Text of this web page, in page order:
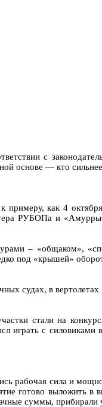
с
основе — кто
как 4
РУБОПа и
– «общаком»,
под «крышей»
судах, в
стали на
играть с
рабочая сила и
готово выложить
суммы, прибирали